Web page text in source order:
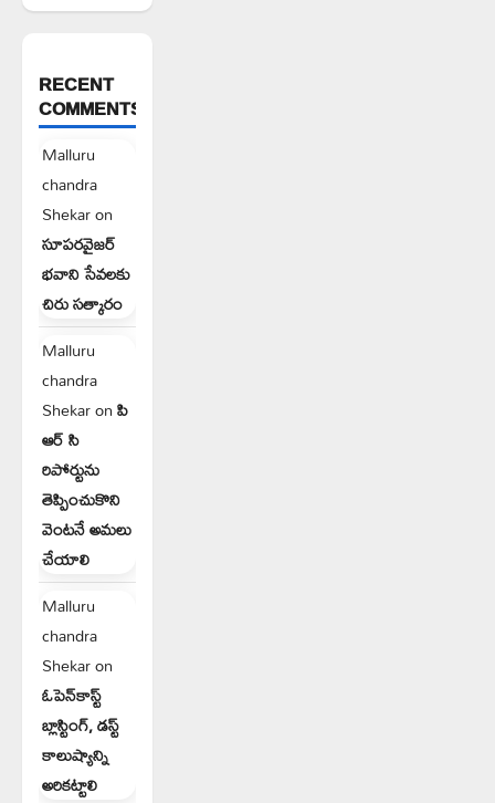
RECENT
COMMENTS
Malluru
chandra
Shekaron
సూపరవైజర్
భవాని సేవలకు
చిరు సత్కారం
Malluru
chandra
Shekaronపి
ఆర్ సి
రిపోర్టును
తెప్పించుకొని
వెంటనే అమలు
చేయాలి
Malluru
chandra
Shekaron
ఓపెన్‌కాస్ట్
బ్లాస్టింగ్, డస్ట్
కాలుష్యాన్ని
అరికట్టాలి